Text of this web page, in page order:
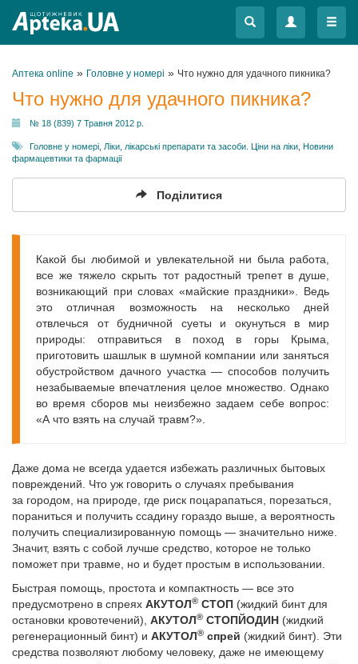
Меню
Меню
Аптека online » Головне у номері » Что нужно для удачного пикника?
Что нужно для удачного пикника?
№ 18 (839) 7 Травня 2012 р.
Головне у номері Ліки, лікарські препарати та засоби. Ціни на ліки Новини
фармацевтики та фармації
Поділитися
Какой бы любимой и увлекательной ни была работа,
все же тяжело скрыть тот радостный трепет в душе,
возникающий при словах «майские праздники». Ведь
это отличная возможность на несколько дней
отвлечься от будничной суеты и окунуться в мир
природы: отправиться в поход в горы Крыма,
приготовить шашлык в шумной компании или заняться
обустройством дачного участка — способов получить
незабываемые впечатления целое множество. Однако
во время сборов мы неизбежно задаем себе вопрос:
«А что взять на случай травм?».
Даже дома не всегда удается избежать различных бытовых
повреждений. Что уж говорить о случаях пребывания
за городом, на природе, где риск поцарапаться, порезаться,
пораниться и получить ссадину гораздо выше, а вероятность
получить специализированную помощь — значительно ниже.
Значит, взять с собой лучше средство, которое не только
поможет при травме, но и будет простым в использовании.
Быстрая помощь, простота и компактность — все это
предусмотрено в спреях АКУТОЛ® СТОП (жидкий бинт для
остановки кровотечений), АКУТОЛ® СТОПЙОДИН (жидкий
регенерационный бинт) и АКУТОЛ® спрей (жидкий бинт). Эти
средства позволяют любому человеку, даже не имеющему